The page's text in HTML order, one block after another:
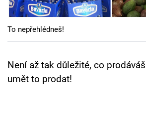
Cool Esport
Pořady
TV Program
Sledujte prima+
To nepřehlédneš!
Není až tak důležité, co
umět to prodat!